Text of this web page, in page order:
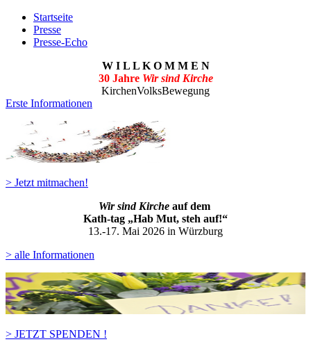
Startseite
Presse
Presse-Echo
W I L L K O M M E N
30 Jahre Wir sind Kirche
KirchenVolksBewegung
Erste Informationen
> Jetzt mitmachen!
Wir sind Kirche auf dem
Kath-tag „Hab Mut, steh auf!“
13.-17. Mai 2026 in Würzburg
> alle Informationen
> JETZT SPENDEN !